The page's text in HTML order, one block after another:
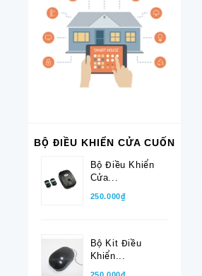
BỘ ĐIỀU KHIỂN CỬA CUỐN
Bộ Điều Khiển
Cửa...
250.000₫
Bộ Kit Điều
Khiển...